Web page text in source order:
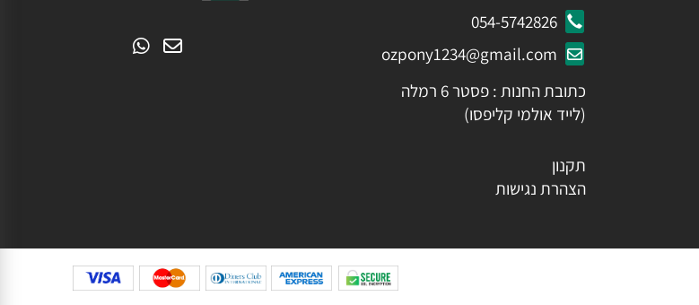
צור קשר
054-5742826
ozpony1234@gmail.com